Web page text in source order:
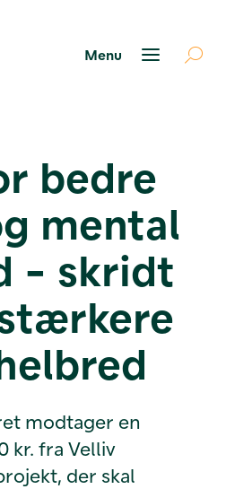
bedre
mental
- skridt
modtager en
kr. fra Velliv
der skal